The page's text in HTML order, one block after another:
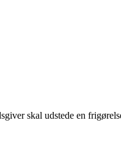
skal udstede en